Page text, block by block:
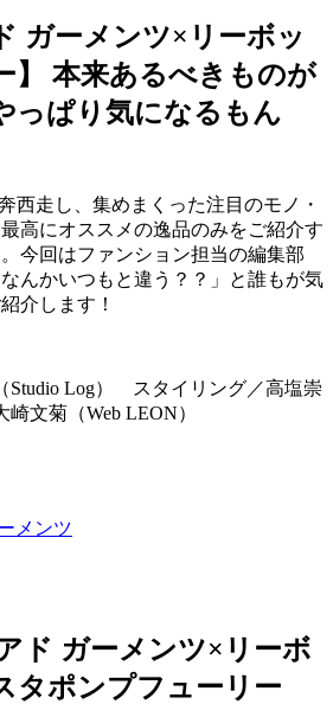
ガーメンツ×リーボッ
】 本来あるべきものが
っぱり気になるもん
西走し、集めまくった注目のモノ・
高にオススメの逸品のみをご紹介す
今回はファンション担当の編集部
んかいつもと違う？？」と誰もが気
介します！
Studio Log） スタイリング／高塩崇
文菊（Web LEON）
メンツ
ド ガーメンツ×リーボ
タポンプフューリー